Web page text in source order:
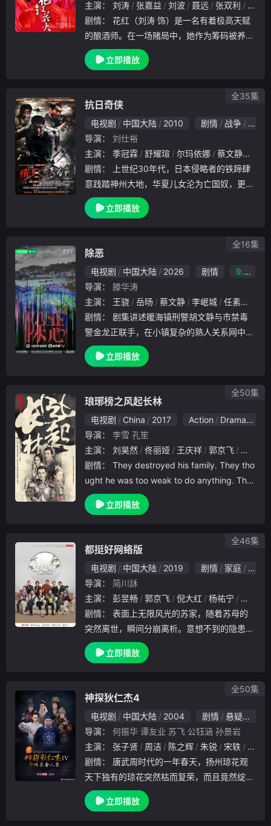
主演： 刘涛 张嘉益 刘波 聂远 张双利
陈威
剧情：
的酿酒师。在一场赌局中，她作为筹码被养父
输给了田树根，田树根的弟弟田树才（姬他
饰）代替哥哥娶了花红，哪知道在两人的新婚
立即播放
抗日奇侠
电视剧 中国大陆 2010 剧情 战争
国产
导演：
刘仕裕
主演：
季冠霖 舒耀瑄 尔玛依娜 蔡文静
剧情：
意践踏神州大地，华夏儿女沦为亡国奴，更惨
遭日寇荼毒，中华民族到了生死存亡的时刻。
时至此时，国民党、共产党纷纷奋起反抗，而
立即播放
全35集
除恶
电视剧 中国大陆 2026 剧情
9.0
导演：
滕华涛
主演：
王骁 岳旸 蔡文静 李岷城 任素汐
剧情：
警金龙正联手，在小镇复杂的熟人关系网中，
追查伪装成日常用品的新型毒品案件，胡文静
突破情感与现实的多重纠葛，最终捣毁贩毒链
立即播放
全16集
琅琊榜之风起长林
电视剧 China 2017 Action Drama
导演：
李雪 孔笙
主演：
刘昊然 佟丽娅 王庆祥 郭京飞
赵千紫
剧情：
ught he was too weak to do anything. The
y thought wrong.
立即播放
全50集
都挺好网络版
电视剧 中国大陆 2019 剧情 家庭
国产
导演：
简川訸
主演：
彭昱畅 郭京飞 倪大红 杨祐宁
任洛敏
剧情：
突然离世，瞬间分崩离析。意想不到的隐患层
层显露，对毫无主见却又自私、小气的苏父的
安置和后续生活问题，打破了远在国外的大哥
立即播放
全46集
神探狄仁杰4
电视剧 中国大陆 2004 剧情 悬疑
导演：
何振华 谭友业 苏飞 公钰涵 孙景岩
主演：
张子贤 周洁 陈之辉 朱锐 宋轶
阮圣
剧情：
天下独有的琼花突然枯而复荣，而且竟然绽放
出血色花朵，一时间人心惶惶，谣诼纷起，且
矛头直指国体，威胁到朝政安全。为此，皇帝
立即播放
全50集